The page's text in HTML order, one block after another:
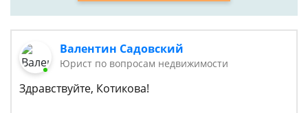
Валентин Садовский
Юрист по вопросам недвижимости
Здравствуйте, Котикова!